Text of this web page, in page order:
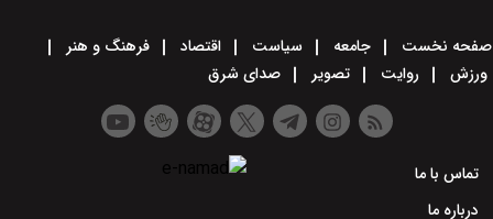
صفحه نخست جامعه سیاست اقتصاد
فرهنگ و هنر
ورزش
روایت تصویر صدای شرق
تماس با ما
درباره ما